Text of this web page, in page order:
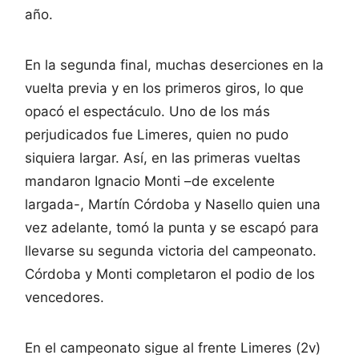
año.
En la segunda final, muchas deserciones en la
vuelta previa y en los primeros giros, lo que
opacó el espectáculo. Uno de los más
perjudicados fue Limeres, quien no pudo
siquiera largar. Así, en las primeras vueltas
mandaron Ignacio Monti –de excelente
largada-, Martín Córdoba y Nasello quien una
vez adelante, tomó la punta y se escapó para
llevarse su segunda victoria del campeonato.
Córdoba y Monti completaron el podio de los
vencedores.
En el campeonato sigue al frente Limeres (2v)